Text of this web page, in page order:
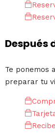
Después
Te ponemos
preparar tu